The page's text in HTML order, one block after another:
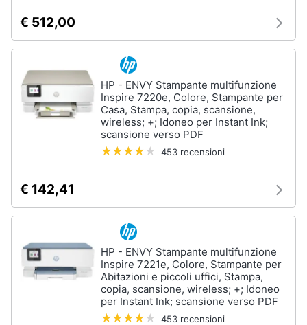
€ 512,00
HP - ENVY Stampante multifunzione
Inspire 7220e, Colore, Stampante per
Casa, Stampa, copia, scansione,
wireless; +; Idoneo per Instant Ink;
scansione verso PDF
453 recensioni
€ 142,41
HP - ENVY Stampante multifunzione
Inspire 7221e, Colore, Stampante per
Abitazioni e piccoli uffici, Stampa,
copia, scansione, wireless; +; Idoneo
per Instant Ink; scansione verso PDF
453 recensioni